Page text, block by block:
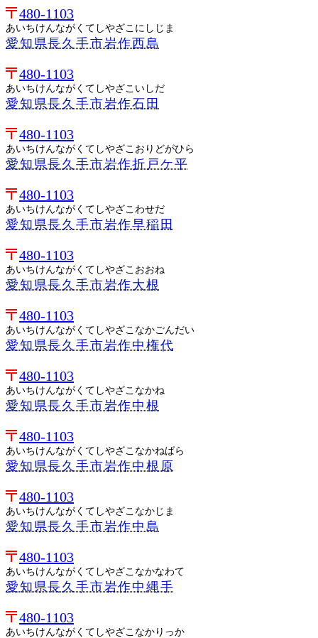
480-1103
あいちけんながくてしやざこにしじま
愛知県長久手市岩作西島
480-1103
あいちけんながくてしやざこいしだ
愛知県長久手市岩作石田
480-1103
あいちけんながくてしやざこおりどがひら
愛知県長久手市岩作折戸ケ平
480-1103
あいちけんながくてしやざこわせだ
愛知県長久手市岩作早稲田
480-1103
あいちけんながくてしやざこおおね
愛知県長久手市岩作大根
480-1103
あいちけんながくてしやざこなかごんだい
愛知県長久手市岩作中権代
480-1103
あいちけんながくてしやざこなかね
愛知県長久手市岩作中根
480-1103
あいちけんながくてしやざこなかねばら
愛知県長久手市岩作中根原
480-1103
あいちけんながくてしやざこなかじま
愛知県長久手市岩作中島
480-1103
あいちけんながくてしやざこなかなわて
愛知県長久手市岩作中縄手
480-1103
あいちけんながくてしやざこなかりっか